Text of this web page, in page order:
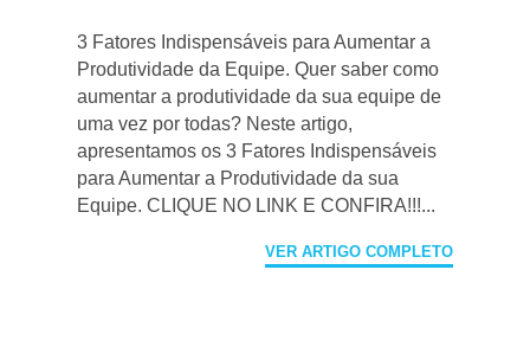
3 Fatores Indispensáveis para Aumentar a
Produtividade da Equipe. Quer saber como
aumentar a produtividade da sua equipe de
uma vez por todas? Neste artigo,
apresentamos os 3 Fatores Indispensáveis
para Aumentar a Produtividade da sua
Equipe. CLIQUE NO LINK E CONFIRA!!!...
VER ARTIGO COMPLETO